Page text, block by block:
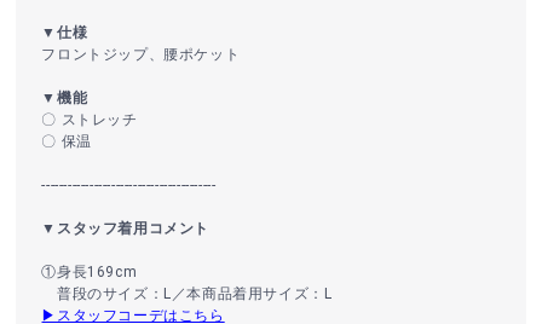
▼仕様
フロントジップ、腰ポケット
▼機能
〇 ストレッチ
〇 保温
----------------------------------------
▼スタッフ着用コメント
①身長169cm
普段のサイズ：L／本商品着用サイズ：L
▶スタッフコーデはこちら